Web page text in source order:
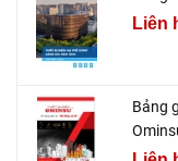
Liên
Bảng